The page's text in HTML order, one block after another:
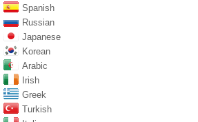
Spanish
Russian
Japanese
Korean
Arabic
Irish
Greek
Turkish